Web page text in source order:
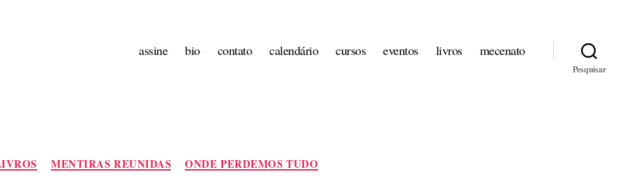
assine bio contato calendário cursos eventos livros mecenato
Pesquisar
Categorias
MENTIRAS REUNIDAS ONDE PERDEMOS TUDO